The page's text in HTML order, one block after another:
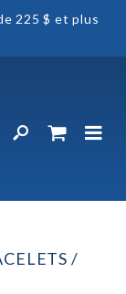
225 $ et plus